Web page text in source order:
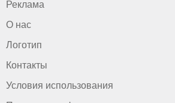
Реклама
О нас
Логотип
Контакты
Условия использования